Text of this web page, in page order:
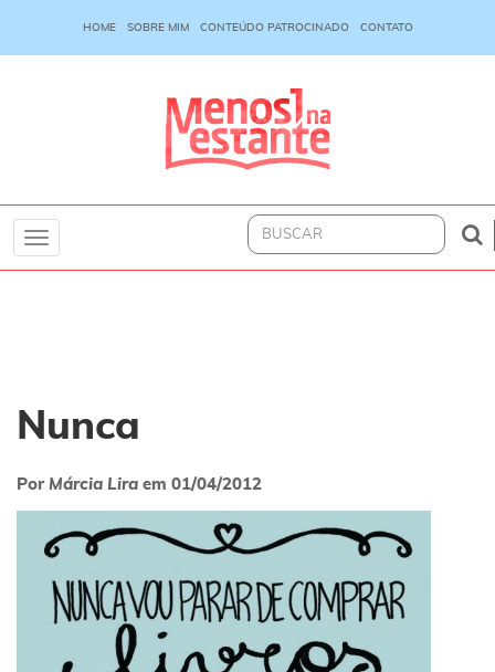
HOME SOBRE MIM CONTEÚDO PATROCINADO CONTATO
Toggle
Nunca
Por Márcia Lira em 01/04/2012